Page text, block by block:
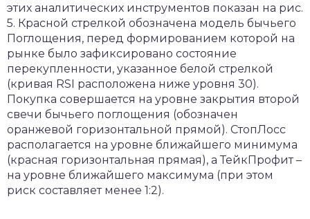
этих аналитических инструментов показан на рис.
5. Красной стрелкой обозначена модель бычьего
Поглощения, перед формированием которой на
рынке было зафиксировано состояние
перекупленности, указанное белой стрелкой
(кривая RSI расположена ниже уровня 30).
Покупка совершается на уровне закрытия второй
свечи бычьего поглощения (обозначен
оранжевой горизонтальной прямой). СтопЛосс
располагается на уровне ближайшего минимума
(красная горизонтальная прямая), а ТейкПрофит –
на уровне ближайшего максимума (при этом
риск составляет менее 1:2).